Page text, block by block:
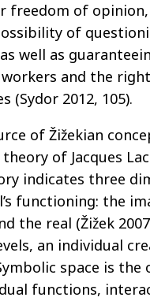
freedom of opinion,
of
well as
and the
(Sydor 2012, 105).
of Žižekian
of Jacques
indicates three
functioning: the
the real (Žižek
an individual
space is the
functions,